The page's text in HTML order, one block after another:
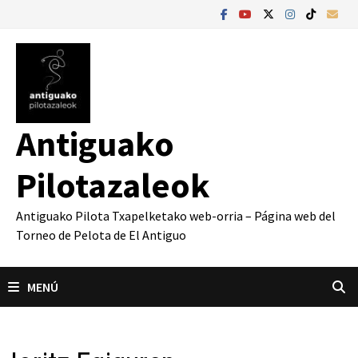
contenido
Antiguako
Pilotazaleok
Antiguako Pilota Txapelketako web-orria – Página web del
Torneo de Pelota de El Antiguo
MENÚ